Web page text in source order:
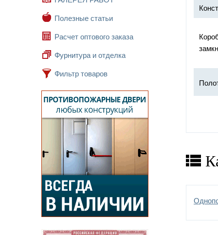
Полезные статьи
Расчет оптового заказа
Фурнитура и отделка
Фильтр товаров